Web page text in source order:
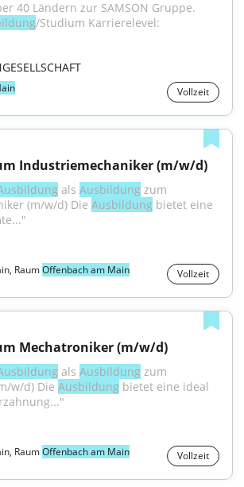
40 Ländern zur SAMSON Gruppe.
Vollzeit
Industriemechaniker (m/w/d)
als Ausbildung zum
(m/w/d) Die Ausbildung bietet eine
RaumOffenbach am Main Vollzeit
Mechatroniker (m/w/d)
als Ausbildung zum
w/d) Die Ausbildung bietet eine ideal
RaumOffenbach am Main Vollzeit